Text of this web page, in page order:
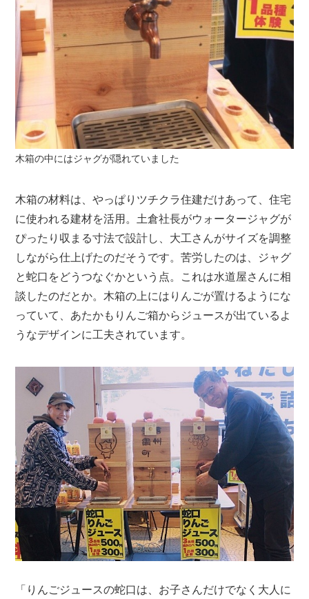
木箱の中にはジャグが隠れていました
木箱の材料は、やっぱりツチクラ住建だけあって、住宅
に使われる建材を活用。土倉社長がウォータージャグが
ぴったり収まる寸法で設計し、大工さんがサイズを調整
しながら仕上げたのだそうです。苦労したのは、ジャグ
と蛇口をどうつなぐかという点。これは水道屋さんに相
談したのだとか。木箱の上にはりんごが置けるようにな
っていて、あたかもりんご箱からジュースが出ているよ
うなデザインに工夫されています。
「りんごジュースの蛇口は、お子さんだけでなく大人に